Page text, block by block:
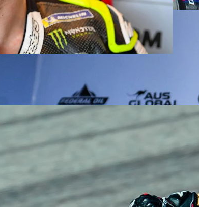
GP’sinde gerçekleşiyor.
Ducati'si ile
sakatlığı ciddi. Yapılan
iç menisküsünde kopma ve
Bu karmaşık diz sakatlığı
yatacak olan Zarco'nun, MotoGP
üzerine LCR Honda
İtalya GP'sinin